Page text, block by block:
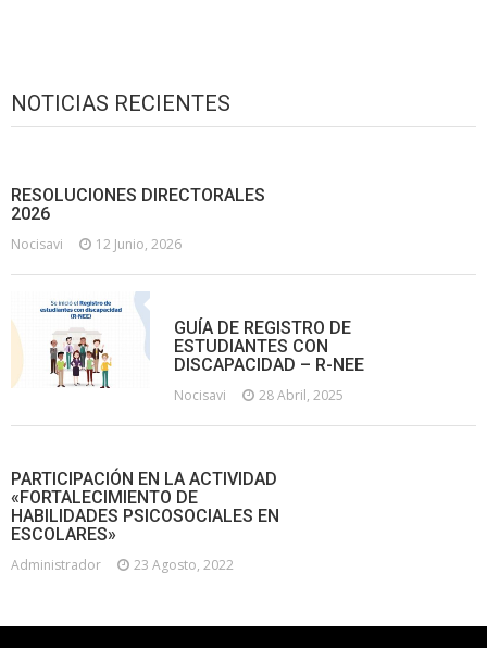
NOTICIAS RECIENTES
RESOLUCIONES DIRECTORALES
2026
Nocisavi 12 Junio, 2026
GUÍA DE REGISTRO DE
ESTUDIANTES CON
DISCAPACIDAD – R-NEE
Nocisavi 28 Abril, 2025
PARTICIPACIÓN EN LA ACTIVIDAD
«FORTALECIMIENTO DE
HABILIDADES PSICOSOCIALES EN
ESCOLARES»
Administrador 23 Agosto, 2022